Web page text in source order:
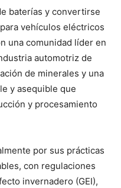
baterías y convertirse
vehículos eléctricos
una comunidad líder en
automotriz de
de minerales y una
y asequible que
y procesamiento
por sus prácticas
con regulaciones
invernadero (GEI),